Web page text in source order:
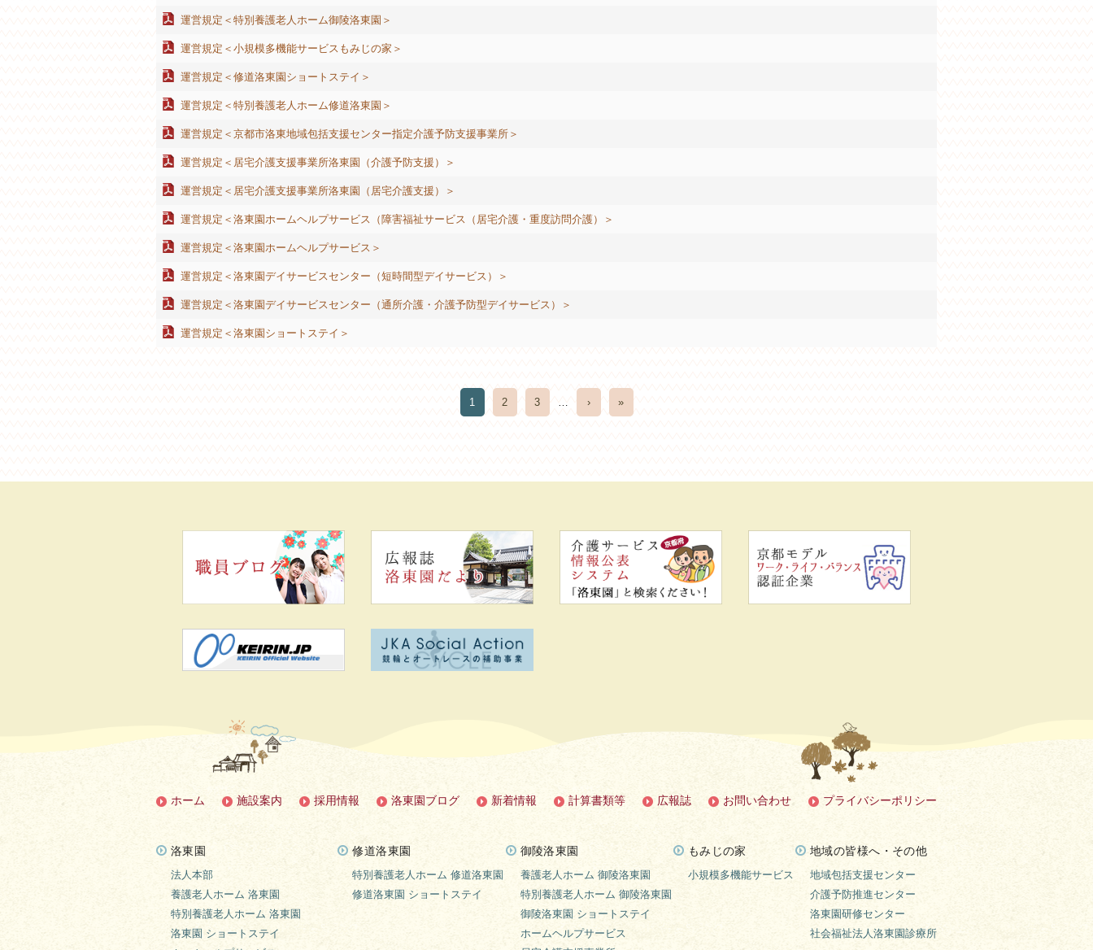
運営規定＜特別養護老人ホーム御陵洛東園＞
運営規定＜小規模多機能サービスもみじの家＞
運営規定＜修道洛東園ショートステイ＞
運営規定＜特別養護老人ホーム修道洛東園＞
運営規定＜京都市洛東地域包括支援センター指定介護予防支援事業所＞
運営規定＜居宅介護支援事業所洛東園（介護予防支援）＞
運営規定＜居宅介護支援事業所洛東園（居宅介護支援）＞
運営規定＜洛東園ホームヘルプサービス（障害福祉サービス（居宅介護・重度訪問介護）＞
運営規定＜洛東園ホームヘルプサービス＞
運営規定＜洛東園デイサービスセンター（短時間型デイサービス）＞
運営規定＜洛東園デイサービスセンター（通所介護・介護予防型デイサービス）＞
運営規定＜洛東園ショートステイ＞
1 2 3 … › »
ホーム 施設案内 採用情報 洛東園ブログ 新着情報 計算書類等 広報誌 お問い合わせ プライバシーポリシー
洛東園
法人本部
養護老人ホーム 洛東園
特別養護老人ホーム 洛東園
洛東園 ショートステイ
修道洛東園
特別養護老人ホーム 修道洛東園
修道洛東園 ショートステイ
御陵洛東園
養護老人ホーム 御陵洛東園
特別養護老人ホーム 御陵洛東園
御陵洛東園 ショートステイ
ホームヘルプサービス
もみじの家
小規模多機能サービス
地域の皆様へ・その他
地域包括支援センター
介護予防推進センター
洛東園研修センター
社会福祉法人洛東園診療所